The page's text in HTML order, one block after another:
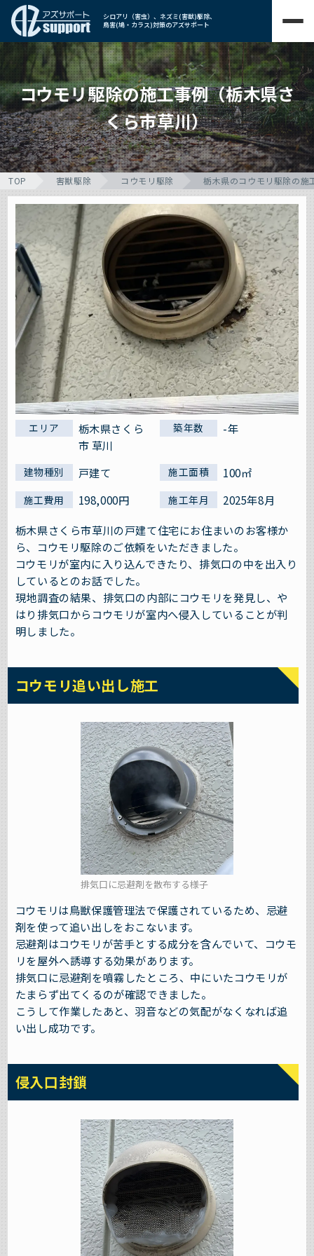
シロアリ（害虫）、ネズミ(害獣)駆除、
鳥害(鳩・カラス)対策のアズサポート
コウモリ駆除の施工事例（栃木県さ
くら市草川）
TOP 害獣駆除 コウモリ駆除 栃木県のコウモリ駆除の施
エリア
栃木県さくら
市 草川
築年数 -年
建物種別 戸建て 施工面積 100㎡
施工費用 198,000円 施工年月
2025年8月
栃木県さくら市草川の戸建て住宅にお住まいのお客様か
ら、コウモリ駆除のご依頼をいただきました。
コウモリが室内に入り込んできたり、排気口の中を出入り
しているとのお話でした。
現地調査の結果、排気口の内部にコウモリを発見し、や
はり排気口からコウモリが室内へ侵入していることが判
明しました。
コウモリ追い出し施工
排気口に忌避剤を散布する様子
コウモリは鳥獣保護管理法で保護されているため、忌避
剤を使って追い出しをおこないます。
忌避剤はコウモリが苦手とする成分を含んでいて、コウモ
リを屋外へ誘導する効果があります。
排気口に忌避剤を噴霧したところ、中にいたコウモリが
たまらず出てくるのが確認できました。
こうして作業したあと、羽音などの気配がなくなれば追
い出し成功です。
侵入口封鎖